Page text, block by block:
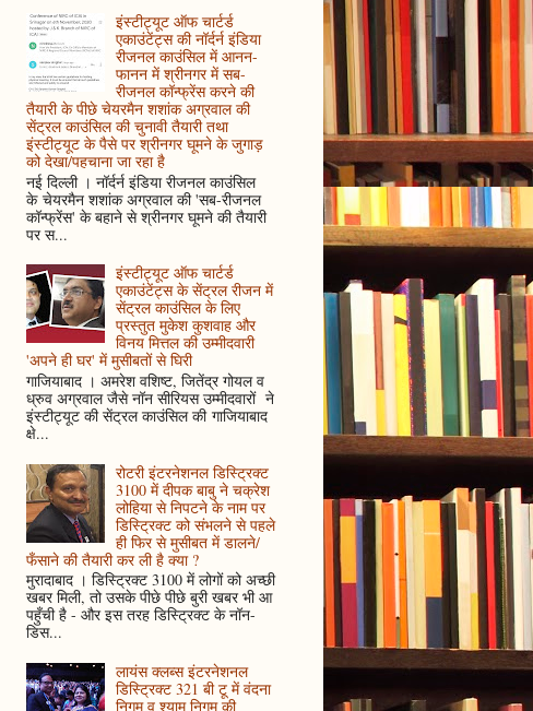
इंस्टीट्यूट ऑफ चार्टर्ड
एकाउंटेंट्स की नॉर्दर्न इंडिया
रीजनल काउंसिल में आनन-
फानन में श्रीनगर में सब-
रीजनल कॉन्फ्रेंस करने की
तैयारी के पीछे चेयरमैन शशांक अग्रवाल की
सेंट्रल काउंसिल की चुनावी तैयारी तथा
इंस्टीट्यूट के पैसे पर श्रीनगर घूमने के जुगाड़
को देखा/पहचाना जा रहा है
नई दिल्ली । नॉर्दर्न इंडिया रीजनल काउंसिल
के चेयरमैन शशांक अग्रवाल की 'सब-रीजनल
कॉन्फ्रेंस' के बहाने से श्रीनगर घूमने की तैयारी
पर स...
इंस्टीट्यूट ऑफ चार्टर्ड
एकाउंटेंट्स के सेंट्रल रीजन में
सेंट्रल काउंसिल के लिए
प्रस्तुत मुकेश कुशवाह और
विनय मित्तल की उम्मीदवारी
'अपने ही घर' में मुसीबतों से घिरी
गाजियाबाद । अमरेश वशिष्ट, जितेंद्र गोयल व
ध्रुव अग्रवाल जैसे नॉन सीरियस उम्मीदवारों ने
इंस्टीट्यूट की सेंट्रल काउंसिल की गाजियाबाद
क्षे...
रोटरी इंटरनेशनल डिस्ट्रिक्ट
3100 में दीपक बाबु ने चक्रेश
लोहिया से निपटने के नाम पर
डिस्ट्रिक्ट को संभलने से पहले
ही फिर से मुसीबत में डालने/
फँसाने की तैयारी कर ली है क्या ?
मुरादाबाद । डिस्ट्रिक्ट 3100 में लोगों को अच्छी
खबर मिली, तो उसके पीछे पीछे बुरी खबर भी आ
पहुँची है - और इस तरह डिस्ट्रिक्ट के नॉन-
डिस...
लायंस क्लब्स इंटरनेशनल
डिस्ट्रिक्ट 321 बी टू में वंदना
निगम व श्याम निगम की